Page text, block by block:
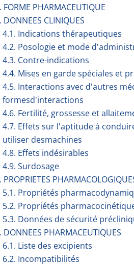
FORME PHARMACEUTIQUE
DONNEES CLINIQUES
4.1. Indications thérapeutiques
4.2. Posologie et mode
4.3. Contre-indications
4.4. Mises en garde spéciales et
4.5. Interactions avec d'autres
formesd'interactions
4.6. Fertilité, grossesse et
4.7. Effets sur l'aptitude à
utiliser desmachines
4.8. Effets indésirables
4.9. Surdosage
PROPRIETES
5.1. Propriétés
5.2. Propriétés
5.3. Données de sécurité
DONNEES PHARMACEUTIQUES
6.1. Liste des excipients
6.2. Incompati­bilités